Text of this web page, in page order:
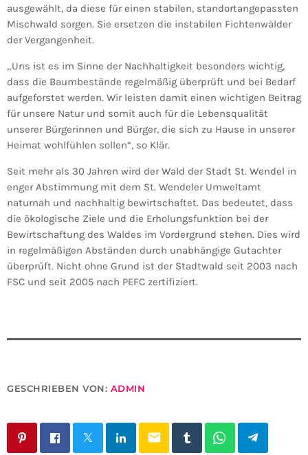
ausgewählt, da diese für einen stabilen, standortangepassten
Mischwald sorgen. Sie ersetzen die instabilen Fichtenwälder
der Vergangenheit.
„Uns ist es im Sinne der Nachhaltigkeit besonders wichtig,
dass die Baumbestände regelmäßig überprüft und bei Bedarf
aufgeforstet werden. Wir leisten damit einen wichtigen Beitrag
für unsere Natur und somit auch für die Lebensqualität
unserer Bürgerinnen und Bürger, die sich zu Hause in unserer
Heimat wohlfühlen sollen“, so Klär.
Seit mehr als 30 Jahren wird der Wald der Stadt St. Wendel in
enger Abstimmung mit dem St. Wendeler Umweltamt
naturnah und nachhaltig bewirtschaftet. Das bedeutet, dass
die ökologische Ziele und die Erholungsfunktion bei der
Bewirtschaftung des Waldes im Vordergrund stehen. Dies wird
in regelmäßigen Abständen durch unabhängige Gutachter
überprüft. Nicht ohne Grund ist der Stadtwald seit 2003 nach
FSC und seit 2005 nach PEFC zertifiziert.
GESCHRIEBEN VON: ADMIN
email